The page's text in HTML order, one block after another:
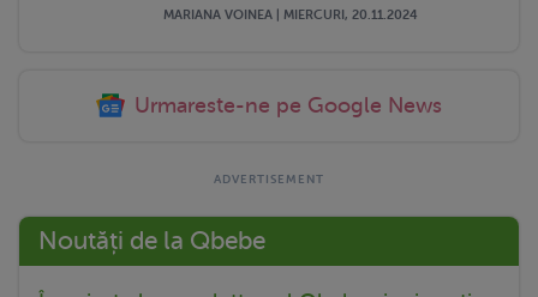
MARIANA VOINEA | MIERCURI, 20.11.2024
Urmareste-ne pe Google News
Noutăți de la Qbebe